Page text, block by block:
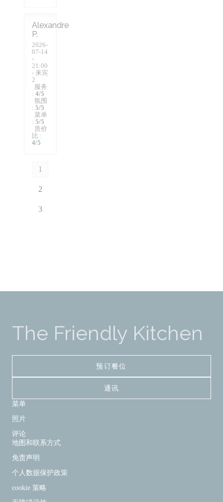
Alexandre
P
2026-
07-14
-
21:00
- 来宾
2
服务
: 4/5
氛围
: 5/5
菜单
: 5/5
质价
比 :
4/5
1
2
3
The Friendly Kitchen
预订餐位
通讯
菜单
照片
评论
地图和联系方式
免责声明
个人数据保护政策
cookie 策略